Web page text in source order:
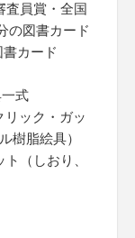
査員賞・全国
の図書カード
カード
式
ック・ガッ
樹脂絵具）
（しおり、